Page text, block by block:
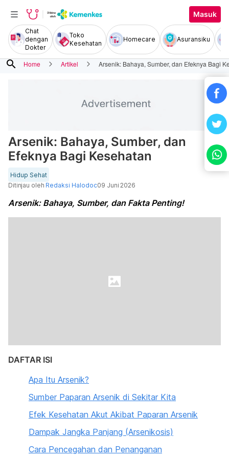
Masuk
Chat
dengan
Dokter
Toko
Kesehatan
Homecare Asuransiku
search Home Artikel Arsenik: Bahaya, Sumber, dan Efeknya Bagi
Arsenik: Bahaya, Sumber, dan
Efeknya Bagi Kesehatan
Hidup Sehat
Ditinjau oleh Redaksi Halodoc09 Juni 2026
Arsenik: Bahaya, Sumber, dan Fakta Penting!
DAFTAR ISI
Apa Itu Arsenik?
Sumber Paparan Arsenik di Sekitar Kita
Efek Kesehatan Akut Akibat Paparan Arsenik
Dampak Jangka Panjang (Arsenikosis)
Cara Pencegahan dan Penanganan